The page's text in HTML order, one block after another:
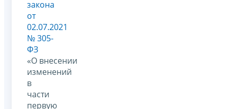
закона
от
02.07.2021
№ 305-
ФЗ
«О внесении
изменений
в
части
первую